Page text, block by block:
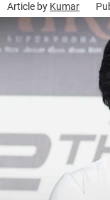
Article by Kumar